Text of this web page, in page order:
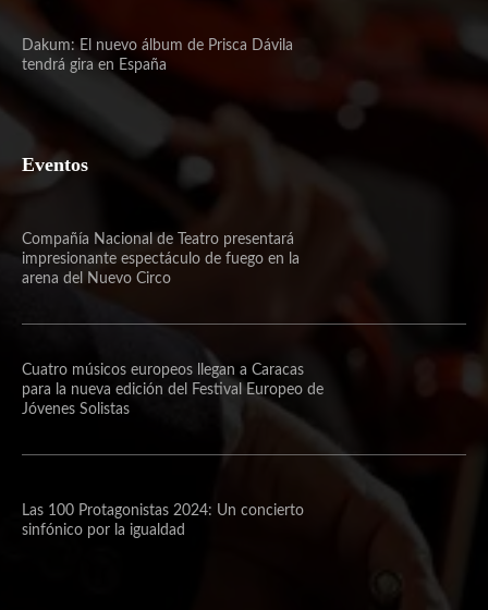
Dakum: El nuevo álbum de Prisca Dávila
tendrá gira en España
Eventos
Compañía Nacional de Teatro presentará
impresionante espectáculo de fuego en la
arena del Nuevo Circo
Cuatro músicos europeos llegan a Caracas
para la nueva edición del Festival Europeo de
Jóvenes Solistas
Las 100 Protagonistas 2024: Un concierto
sinfónico por la igualdad